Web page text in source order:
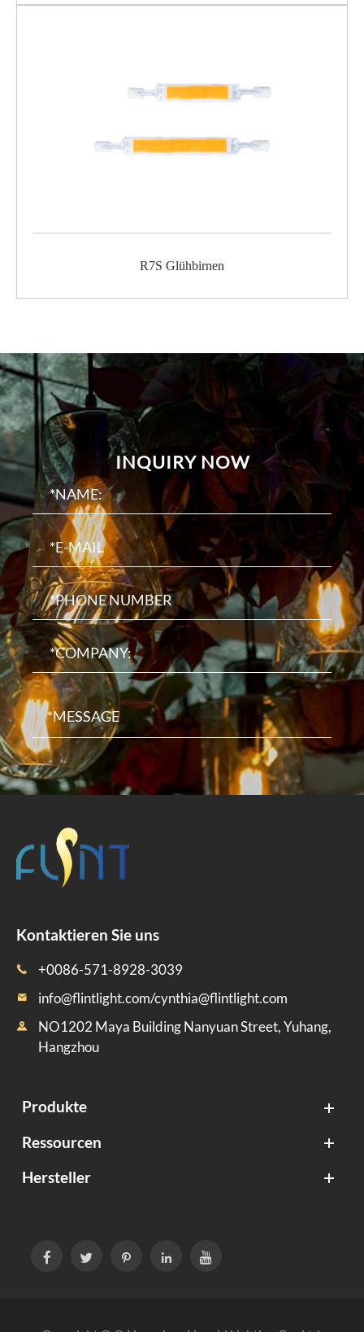
R7S Glühbirnen
INQUIRY NOW
Kontaktieren Sie uns
 +0086-571-8928-3039
 info@flintlight.com/cynthia@flintlight.com

NO1202 Maya Building Nanyuan Street, Yuhang,
Hangzhou
Produkte
Ressourcen
Hersteller
    